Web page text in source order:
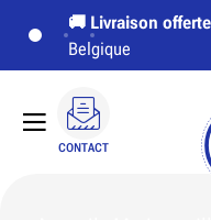
🚚 Livraison offerte
Belgique
CONTACT